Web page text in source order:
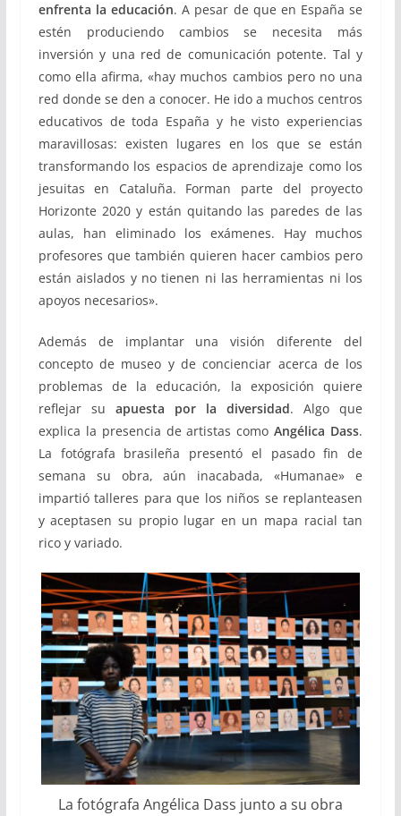
enfrenta la educación. A pesar de que en España se
estén produciendo cambios se necesita más
inversión y una red de comunicación potente. Tal y
como ella afirma, «hay muchos cambios pero no una
red donde se den a conocer. He ido a muchos centros
educativos de toda España y he visto experiencias
maravillosas: existen lugares en los que se están
transformando los espacios de aprendizaje como los
jesuitas en Cataluña. Forman parte del proyecto
Horizonte 2020 y están quitando las paredes de las
aulas, han eliminado los exámenes. Hay muchos
profesores que también quieren hacer cambios pero
están aislados y no tienen ni las herramientas ni los
apoyos necesarios».
Además de implantar una visión diferente del
concepto de museo y de concienciar acerca de los
problemas de la educación, la exposición quiere
reflejar su apuesta por la diversidad. Algo que
explica la presencia de artistas comoAngélica Dass.
La fotógrafa brasileña presentó el pasado fin de
semana su obra, aún inacabada, «Humanae» e
impartió talleres para que los niños se replanteasen
y aceptasen su propio lugar en un mapa racial tan
rico y variado.
La fotógrafa Angélica Dass junto a su obra